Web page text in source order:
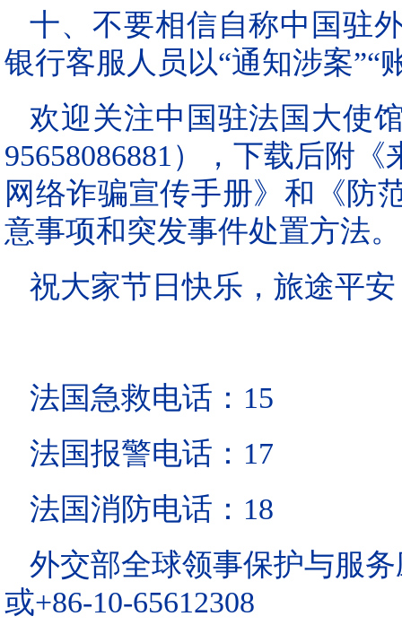
十、不要相信自称中国驻
银行客服人员以“通知涉案”“
欢迎关注中国驻法国大使
95658086881），下载后附
网络诈骗宣传手册》和《防
意事项和突发事件处置方法。
祝大家节日快乐，旅途平
法国急救电话：15
法国报警电话：17
法国消防电话：18
外交部全球领事保护与服务
或+86-10-65612308